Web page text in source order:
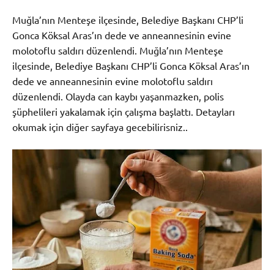
Muğla’nın Menteşe ilçesinde, Belediye Başkanı CHP’li
Gonca Köksal Aras’ın dede ve anneannesinin evine
molotoflu saldırı düzenlendi. Muğla’nın Menteşe
ilçesinde, Belediye Başkanı CHP’li Gonca Köksal Aras’ın
dede ve anneannesinin evine molotoflu saldırı
düzenlendi. Olayda can kaybı yaşanmazken, polis
şüphelileri yakalamak için çalışma başlattı. Detayları
okumak için diğer sayfaya gecebilirisniz..